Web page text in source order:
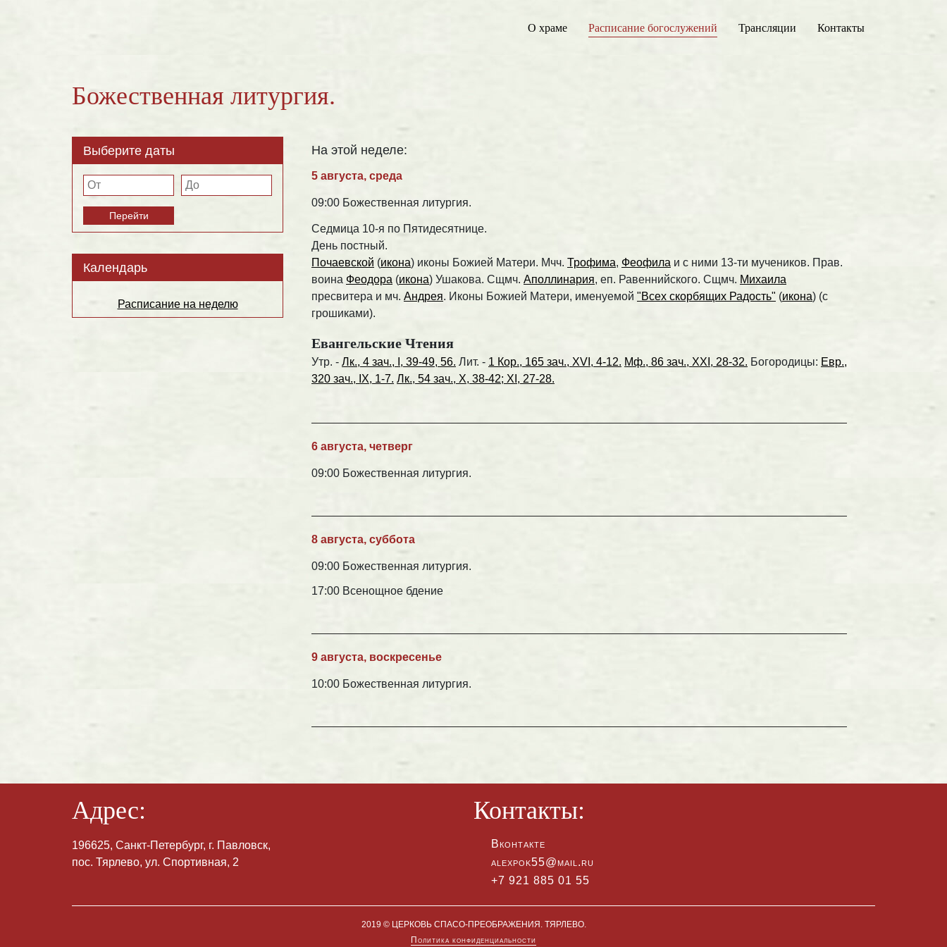
О храме Расписание богослужений Трансляции Контакты
Божественная литургия.
Выберите даты
Перейти
Календарь
Расписание на неделю
На этой неделе:
5 августа, среда
09:00 Божественная литургия.
Седмица 10-я по Пятидесятнице.
День постный.
Почаевской (икона) иконы Божией Матери. Мчч. Трофима, Феофила и с ними 13-ти мучеников. Прав.
воина Феодора (икона) Ушакова. Сщмч. Аполлинария, еп. Равеннийского. Сщмч. Михаила
пресвитера и мч. Андрея. Иконы Божией Матери, именуемой "Всех скорбящих Радость" (икона) (с
грошиками).
Евангельские Чтения
Утр. - Лк., 4 зач., I, 39-49, 56. Лит. - 1 Кор., 165 зач., XVI, 4-12. Мф., 86 зач., XXI, 28-32. Богородицы: Евр.,
320 зач., IX, 1-7. Лк., 54 зач., X, 38-42; XI, 27-28.
6 августа, четверг
09:00 Божественная литургия.
8 августа, суббота
09:00 Божественная литургия.
17:00 Всенощное бдение
9 августа, воскресенье
10:00 Божественная литургия.
Адрес:
196625, Санкт-Петербург, г. Павловск,
пос. Тярлево, ул. Спортивная, 2
Контакты:
Вконтакте
alexpok55@mail.ru
+7 921 885 01 55
2019 © ЦЕРКОВЬ СПАСО-ПРЕОБРАЖЕНИЯ. ТЯРЛЕВО.
Политика конфиденциальности